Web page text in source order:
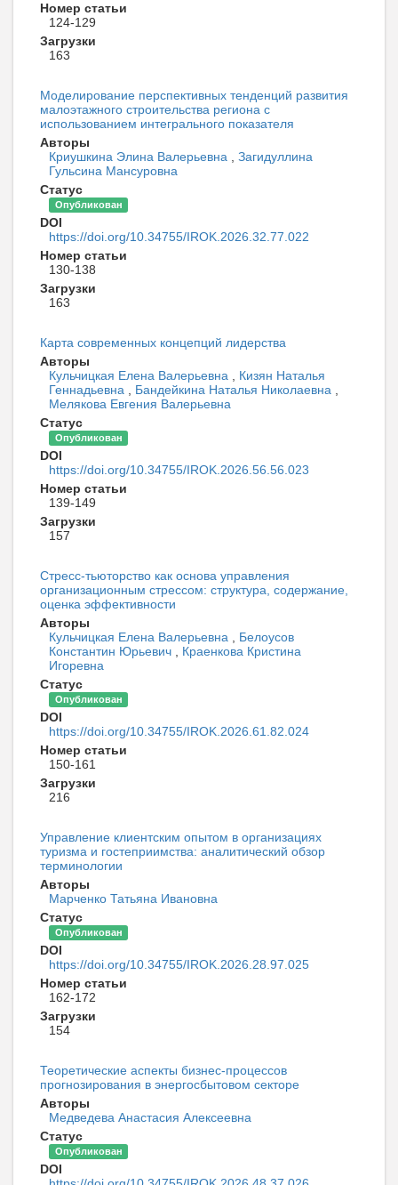
Номер статьи
124-129
Загрузки
163
Моделирование перспективных тенденций развития
малоэтажного строительства региона с
использованием интегрального показателя
Авторы
Криушкина Элина Валерьевна
Загидуллина
Гульсина Мансуровна
Статус
Опубликован
DOI
https://doi.org/10.34755/IROK.2026.32.77.022
Номер статьи
130-138
Загрузки
163
Карта современных концепций лидерства
Авторы
Кульчицкая Елена Валерьевна
Кизян Наталья
Геннадьевна
Бандейкина Наталья Николаевна
Мелякова Евгения Валерьевна
Статус
Опубликован
DOI
https://doi.org/10.34755/IROK.2026.56.56.023
Номер статьи
139-149
Загрузки
157
Стресс-тьюторство как основа управления
организационным стрессом: структура, содержание,
оценка эффективности
Авторы
Кульчицкая Елена Валерьевна
Белоусов
Константин Юрьевич
Краенкова Кристина
Игоревна
Статус
Опубликован
DOI
https://doi.org/10.34755/IROK.2026.61.82.024
Номер статьи
150-161
Загрузки
216
Управление клиентским опытом в организациях
туризма и гостеприимства: аналитический обзор
терминологии
Авторы
Марченко Татьяна Ивановна
Статус
Опубликован
DOI
https://doi.org/10.34755/IROK.2026.28.97.025
Номер статьи
162-172
Загрузки
154
Теоретические аспекты бизнес-процессов
прогнозирования в энергосбытовом секторе
Авторы
Медведева Анастасия Алексеевна
Статус
Опубликован
DOI